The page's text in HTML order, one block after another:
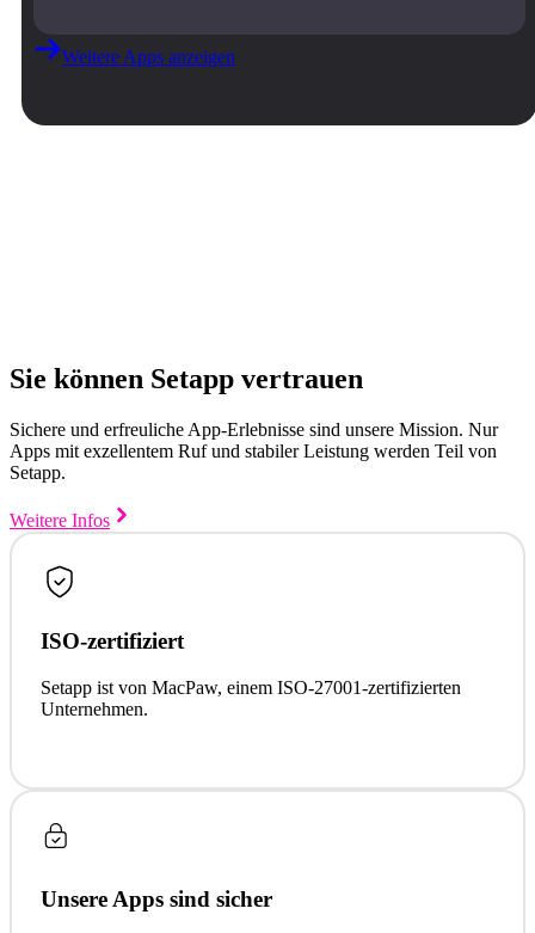
Weitere Apps anzeigen
Sie können Setapp vertrauen
Sichere und erfreuliche App-Erlebnisse sind unsere Mission. Nur
Apps mit exzellentem Ruf und stabiler Leistung werden Teil von
Setapp.
Weitere Infos
ISO-zertifiziert
Setapp ist von MacPaw, einem ISO-27001-zertifizierten
Unternehmen.
Unsere Apps sind sicher